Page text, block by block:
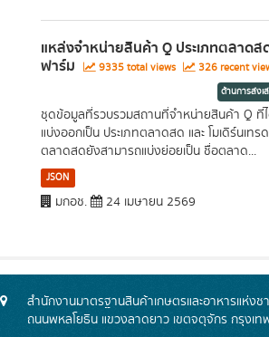
แหล่งจำหน่ายสินค้า Q ประเภทตลาดส
ฟาร์ม 9335 total views 326 recent
ด้านการส่งเ
ชุดข้อมูลที่รวบรวมสถานที่จำหน่ายสินค้า Q ที่
แบ่งออกเป็น ประเภทตลาดสด และ โมเดิร์นเทร
ตลาดสดยังสามารถแบ่งย่อยเป็น ชื่อตลาด...
JSON
มกอช. 24 เมษายน 2569
สำนักงานมาตรฐานสินค้าเกษตรและอาหารแห่ง
ถนนพหลโยธิน แขวงลาดยาว เขตจตุจักร กรุงเ